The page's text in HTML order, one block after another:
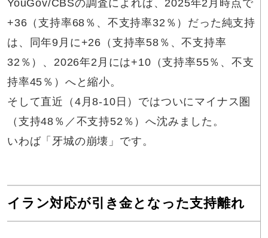
YouGov/CBSの調査によれば、2025年2月時点で
+36（支持率68％、不支持率32％）だった純支持
は、同年9月に+26（支持率58％、不支持率
32％）、2026年2月には+10（支持率55％、不支
持率45％）へと縮小。
そして直近（4月8-10日）ではついにマイナス圏
（支持48％／不支持52％）へ沈みました。
いわば「牙城の崩壊」です。
イラン対応が引き金となった支持離れ